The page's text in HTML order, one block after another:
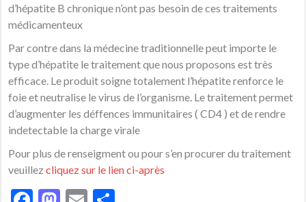
d’hépatite B chronique n’ont pas besoin de ces traitements
médicamenteux
Par contre dans la médecine traditionnelle peut importe le
type d’hépatite le traitement que nous proposons est très
efficace. Le produit soigne totalement l’hépatite renforce le
foie et neutralise le virus de l’organisme. Le traitement permet
d’augmenter les déffences immunitaires ( CD4 ) et de rendre
indetectable la charge virale
Pour plus de renseigment ou pour s’en procurer du traitement
veuillezcliquez sur le lien ci-après